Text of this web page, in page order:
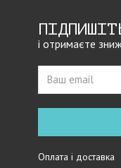
і отримаєте
Оплата і доставка